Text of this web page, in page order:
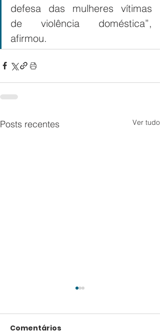
defesa das mulheres vítimas
de violência doméstica”,
afirmou.
Posts recentes Ver tudo
Comentários